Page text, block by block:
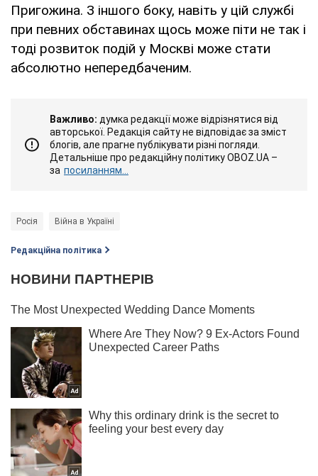
Пригожина. З іншого боку, навіть у цій службі
при певних обставинах щось може піти не так і
тоді розвиток подій у Москві може стати
абсолютно непередбаченим.
Важливо: думка редакції може відрізнятися від
авторської. Редакція сайту не відповідає за зміст
блогів, але прагне публікувати різні погляди.
Детальніше про редакційну політику OBOZ.UA –
за посиланням...
Росія Війна в Україні
Редакційна політика